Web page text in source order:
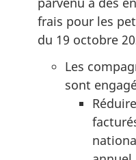
frais pour les
du 19 octobre
Les
sont